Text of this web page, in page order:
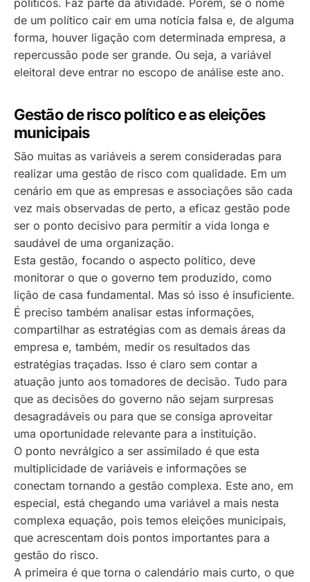
políticos. Faz parte da atividade. Porém, se o nome
de um político cair em uma notícia falsa e, de alguma
forma, houver ligação com determinada empresa, a
repercussão pode ser grande. Ou seja, a variável
eleitoral deve entrar no escopo de análise este ano.
Gestão de risco político e as eleições
municipais
São muitas as variáveis a serem consideradas para
realizar uma gestão de risco com qualidade. Em um
cenário em que as empresas e associações são cada
vez mais observadas de perto, a eficaz gestão pode
ser o ponto decisivo para permitir a vida longa e
saudável de uma organização.
Esta gestão, focando o aspecto político, deve
monitorar o que o governo tem produzido, como
lição de casa fundamental. Mas só isso é insuficiente.
É preciso também analisar estas informações,
compartilhar as estratégias com as demais áreas da
empresa e, também, medir os resultados das
estratégias traçadas. Isso é claro sem contar a
atuação junto aos tomadores de decisão. Tudo para
que as decisões do governo não sejam surpresas
desagradáveis ou para que se consiga aproveitar
uma oportunidade relevante para a instituição.
O ponto nevrálgico a ser assimilado é que esta
multiplicidade de variáveis e informações se
conectam tornando a gestão complexa. Este ano, em
especial, está chegando uma variável a mais nesta
complexa equação, pois temos eleições municipais,
que acrescentam dois pontos importantes para a
gestão do risco.
A primeira é que torna o calendário mais curto, o que